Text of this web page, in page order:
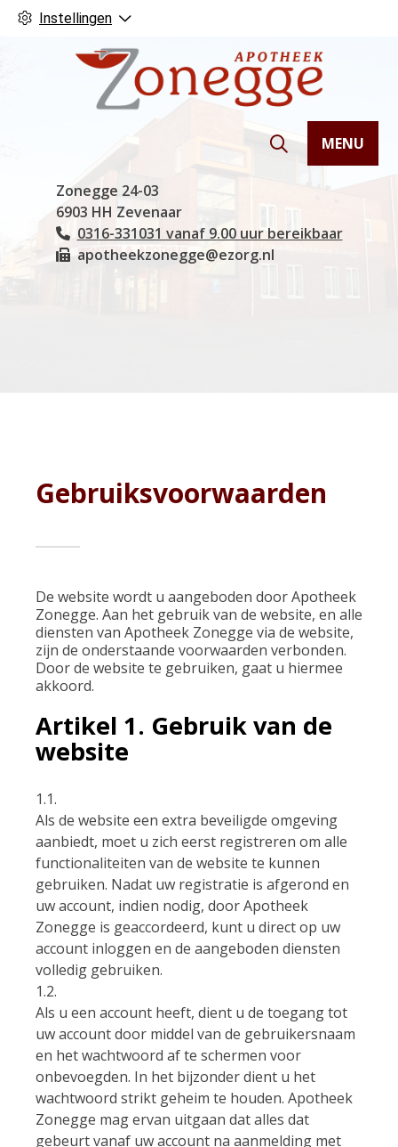
Instellingen
Hoofdmenu
MENU
Zonegge 24-03
6903 HH Zevenaar
Tel:
0316-331031 vanaf 9.00 uur bereikbaar
Fax:
apotheekzonegge@ezorg.nl
Gebruiksvoorwaarden
De website wordt u aangeboden door Apotheek
Zonegge. Aan het gebruik van de website, en alle
diensten van Apotheek Zonegge via de website,
zijn de onderstaande voorwaarden verbonden.
Door de website te gebruiken, gaat u hiermee
akkoord.
Artikel 1. Gebruik van de
website
1.1.
Als de website een extra beveiligde omgeving
aanbiedt, moet u zich eerst registreren om alle
functionaliteiten van de website te kunnen
gebruiken. Nadat uw registratie is afgerond en
uw account, indien nodig, door Apotheek
Zonegge is geaccordeerd, kunt u direct op uw
account inloggen en de aangeboden diensten
volledig gebruiken.
1.2.
Als u een account heeft, dient u de toegang tot
uw account door middel van de gebruikersnaam
en het wachtwoord af te schermen voor
onbevoegden. In het bijzonder dient u het
wachtwoord strikt geheim te houden. Apotheek
Zonegge mag ervan uitgaan dat alles dat
gebeurt vanaf uw account na aanmelding met